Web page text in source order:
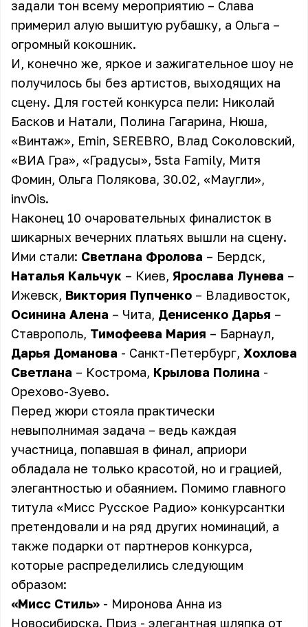
задали тон всему мероприятию – Слава
примерил алую вышитую рубашку, а Ольга –
огромный кокошник.
И, конечно же, яркое и зажигательное шоу не
получилось бы без артистов, выходящих на
сцену. Для гостей конкурса пели: Николай
Басков и Натали, Полина Гагарина, Нюша,
«Винтаж», Emin, SEREBRO, Влад Соколовский,
«ВИА Гра», «Градусы», 5sta Family, Митя
Фомин, Ольга Полякова, 30.02, «Маугли»,
invOis.
Наконец 10 очаровательных финалисток в
шикарных вечерних платьях вышли на сцену.
Ими стали: Светлана Фролова – Бердск,
Наталья Кальчук – Киев, Ярослава Лунева –
Ижевск, Виктория Пупченко – Владивосток,
Осинина Алена – Чита, Денисенко Дарья –
Ставрополь, Тимофеева Мария – Барнаул,
Дарья Доманова - Санкт-Петербург, Хохлова
Светлана – Кострома, Крылова Полина -
Орехово-Зуево.
Перед жюри стояла практически
невыполнимая задача – ведь каждая
участница, попавшая в финал, априори
обладала не только красотой, но и грацией,
элегантностью и обаянием. Помимо главного
титула «Мисс Русское Радио» конкурсантки
претендовали и на ряд других номинаций, а
также подарки от партнеров конкурса,
которые распределились следующим
образом:
«Мисс Стиль» - Миронова Анна из
Новосибирска. Приз - элегантная шляпка от